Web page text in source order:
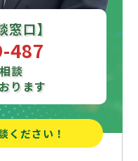
窓口】
487
談
ります
ください！